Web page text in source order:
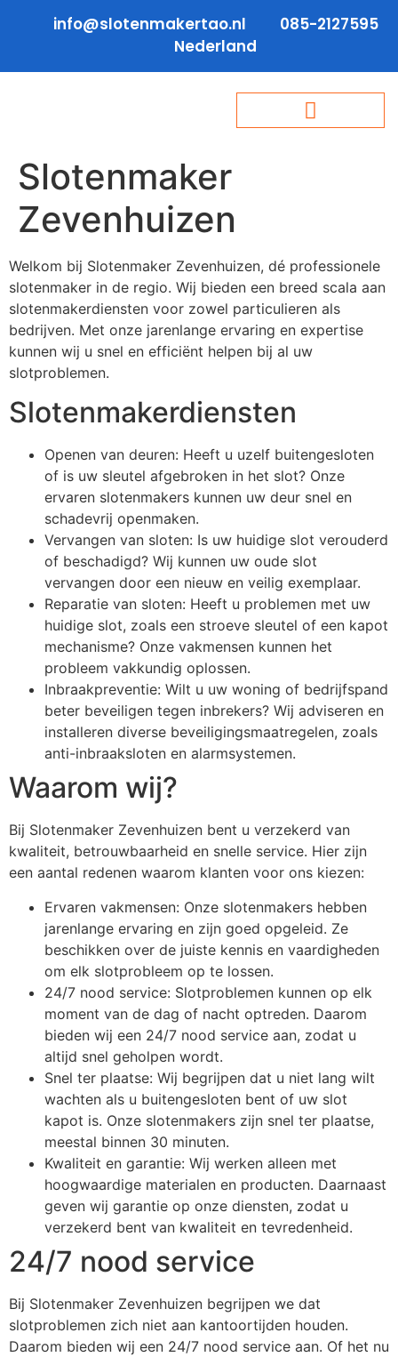
info@slotenmakertao.nl
085-2127595
Nederland
Slotenmaker
Zevenhuizen
Welkom bij Slotenmaker Zevenhuizen, dé professionele
slotenmaker in de regio. Wij bieden een breed scala aan
slotenmakerdiensten voor zowel particulieren als
bedrijven. Met onze jarenlange ervaring en expertise
kunnen wij u snel en efficiënt helpen bij al uw
slotproblemen.
Slotenmakerdiensten
Openen van deuren: Heeft u uzelf buitengesloten
of is uw sleutel afgebroken in het slot? Onze
ervaren slotenmakers kunnen uw deur snel en
schadevrij openmaken.
Vervangen van sloten: Is uw huidige slot verouderd
of beschadigd? Wij kunnen uw oude slot
vervangen door een nieuw en veilig exemplaar.
Reparatie van sloten: Heeft u problemen met uw
huidige slot, zoals een stroeve sleutel of een kapot
mechanisme? Onze vakmensen kunnen het
probleem vakkundig oplossen.
Inbraakpreventie: Wilt u uw woning of bedrijfspand
beter beveiligen tegen inbrekers? Wij adviseren en
installeren diverse beveiligingsmaatregelen, zoals
anti-inbraaksloten en alarmsystemen.
Waarom wij?
Bij Slotenmaker Zevenhuizen bent u verzekerd van
kwaliteit, betrouwbaarheid en snelle service. Hier zijn
een aantal redenen waarom klanten voor ons kiezen:
Ervaren vakmensen: Onze slotenmakers hebben
jarenlange ervaring en zijn goed opgeleid. Ze
beschikken over de juiste kennis en vaardigheden
om elk slotprobleem op te lossen.
24/7 nood service: Slotproblemen kunnen op elk
moment van de dag of nacht optreden. Daarom
bieden wij een 24/7 nood service aan, zodat u
altijd snel geholpen wordt.
Snel ter plaatse: Wij begrijpen dat u niet lang wilt
wachten als u buitengesloten bent of uw slot
kapot is. Onze slotenmakers zijn snel ter plaatse,
meestal binnen 30 minuten.
Kwaliteit en garantie: Wij werken alleen met
hoogwaardige materialen en producten. Daarnaast
geven wij garantie op onze diensten, zodat u
verzekerd bent van kwaliteit en tevredenheid.
24/7 nood service
Bij Slotenmaker Zevenhuizen begrijpen we dat
slotproblemen zich niet aan kantoortijden houden.
Daarom bieden wij een 24/7 nood service aan. Of het nu